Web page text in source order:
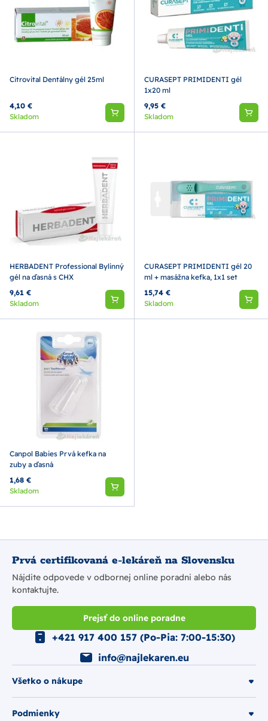
Citrovital Dentálny gél 25ml
4,10 €
Skladom
CURASEPT PRIMIDENTI gél
1x20 ml
9,95 €
Skladom
HERBADENT Professional Bylinný
gél na ďasná s CHX
9,61 €
Skladom
CURASEPT PRIMIDENTI gél 20
ml + masážna kefka, 1x1 set
15,74 €
Skladom
Canpol Babies Prvá kefka na
zuby a ďasná
1,68 €
Skladom
Prvá certifikovaná e-lekáreň na Slovensku
Nájdite odpovede v odbornej online poradni alebo nás
kontaktujte.
Prejsť do online poradne
Všetko o nákupe
Podmienky
+421 917 400 157 (Po-Pia: 7:00-15:30)
info@najlekaren.eu